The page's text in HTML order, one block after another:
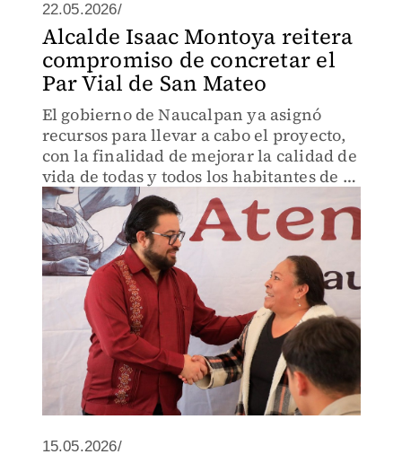
22.05.2026/
Alcalde Isaac Montoya reitera
compromiso de concretar el
Par Vial de San Mateo
El gobierno de Naucalpan ya asignó
recursos para llevar a cabo el proyecto,
con la finalidad de mejorar la calidad de
vida de todas y todos los habitantes de la
región.
15.05.2026/